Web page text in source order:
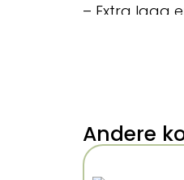
– Extra laag
– Van RVS
geen
Afmetingen:
Andere